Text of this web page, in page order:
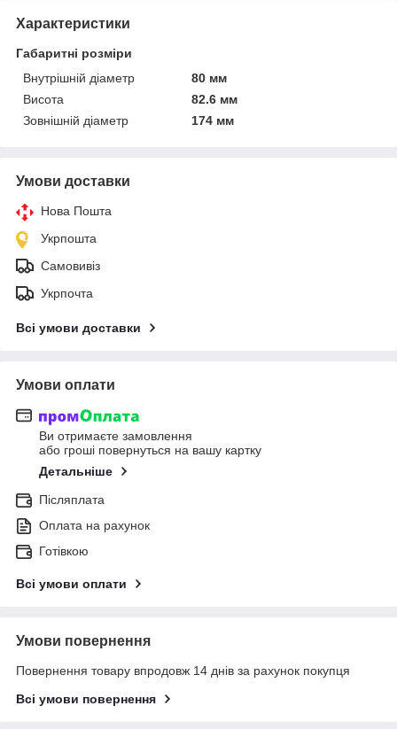
Характеристики
Габаритні розміри
Внутрішній діаметр
80 мм
Висота
82.6 мм
Зовнішній діаметр
174 мм
Умови доставки
Нова Пошта
Укрпошта
Самовивіз
Укрпочта
Всі умови доставки
Умови оплати
Ви отримаєте замовлення
або гроші повернуться на вашу картку
Детальніше
Післяплата
Оплата на рахунок
Готівкою
Всі умови оплати
Умови повернення
Повернення товару впродовж 14 днів за рахунок покупця
Всі умови повернення